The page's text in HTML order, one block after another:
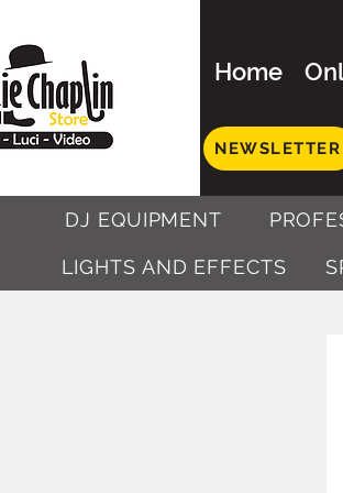
Home
NEWSLETTER
DJ EQUIPMENT
LIGHTS AND EFFECTS